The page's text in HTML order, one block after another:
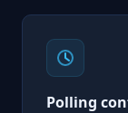
Polling